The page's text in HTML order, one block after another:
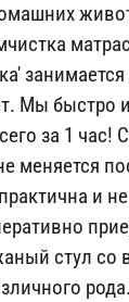
занимается
Мы быстро и
за 1 час!
меняется
и
стул